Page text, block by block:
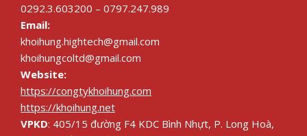
0292.3.603200 – 0797.247.989
Email:
khoihung.hightech@gmail.com
khoihungcoltd@gmail.com
Website:
https://congtykhoihung.com
https://khoihung.net
VPKD: 405/15 đường F4 KDC Bình Nhựt, P. Long Hoà,